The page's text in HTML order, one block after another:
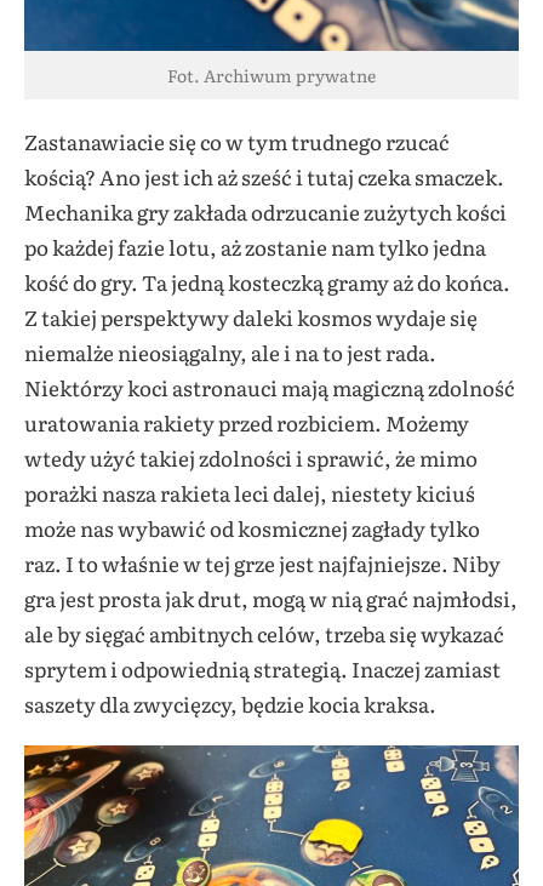
Fot. Archiwum prywatne
Zastanawiacie się co w tym trudnego rzucać
kością? Ano jest ich aż sześć i tutaj czeka smaczek.
Mechanika gry zakłada odrzucanie zużytych kości
po każdej fazie lotu, aż zostanie nam tylko jedna
kość do gry. Ta jedną kosteczką gramy aż do końca.
Z takiej perspektywy daleki kosmos wydaje się
niemalże nieosiągalny, ale i na to jest rada.
Niektórzy koci astronauci mają magiczną zdolność
uratowania rakiety przed rozbiciem. Możemy
wtedy użyć takiej zdolności i sprawić, że mimo
porażki nasza rakieta leci dalej, niestety kiciuś
może nas wybawić od kosmicznej zagłady tylko
raz. I to właśnie w tej grze jest najfajniejsze. Niby
gra jest prosta jak drut, mogą w nią grać najmłodsi,
ale by sięgać ambitnych celów, trzeba się wykazać
sprytem i odpowiednią strategią. Inaczej zamiast
saszety dla zwycięzcy, będzie kocia kraksa.